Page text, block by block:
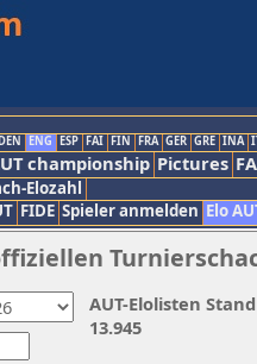
ENG ESP FAI FIN FRA GER GRE INA
championship Pictures
Elozahl
FIDE Spieler anmelden Elo
AUT-Elolisten
13.945